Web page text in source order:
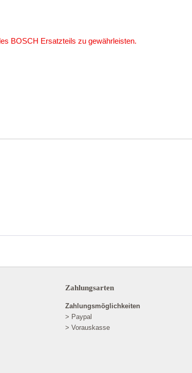
BOSCH Ersatzteils zu gewährleisten.
Zahlungsarten
Zahlungsmöglichkeiten
> Paypal
> Vorauskasse